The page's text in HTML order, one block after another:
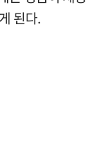
된다.